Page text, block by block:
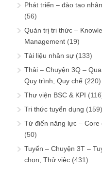
Phát triển – đào tạo
(56)
Quản trị tri thức –
Management (19)
Tài liệu nhân sự (133)
Thải – Chuyện 3Q –
Quy trình, Quy chế (220)
Thư viện BSC & KPI
Tri thức tuyển dụng (159)
Từ điển năng lực – Core
(50)
Tuyển – Chuyện 3T –
chọn, Thử việc (431)